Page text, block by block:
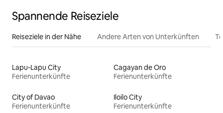
Spannende Reiseziele
Reiseziele in der Nähe Andere Arten von Unterkünften
Lapu-Lapu City
Ferienunterkünfte
Cagayan de Oro
Ferienunterkünfte
City of Davao
Ferienunterkünfte
Iloilo City
Ferienunterkünfte